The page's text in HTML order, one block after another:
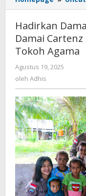
Hadirkan
Damai
Tokoh Agama
Agustus 19, 2025
oleh Adhis